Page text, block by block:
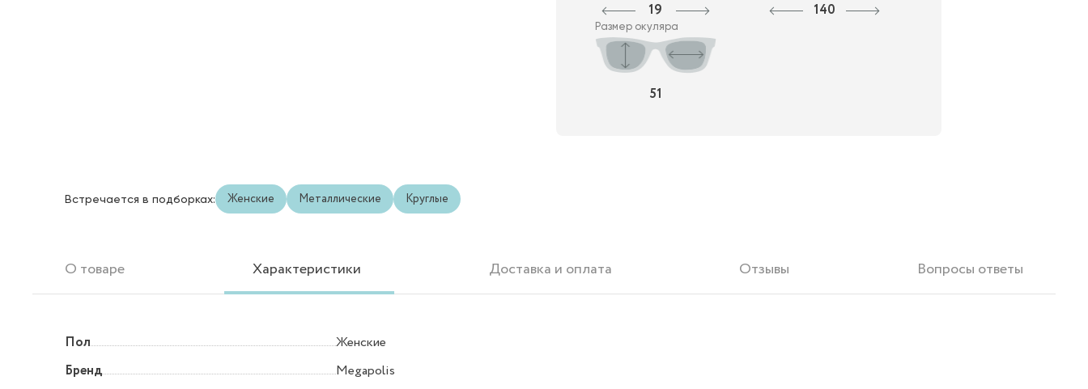
19 140
Размер окуляра
51
Встречается в подборках: Женские Металлические Круглые
О товаре Характеристики Доставка и оплата Отзывы Вопросы ответы
Пол
Женские
Бренд
Megapolis